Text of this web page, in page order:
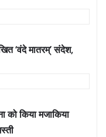
‘वंदे मातरम्’ संदेश,
को किया मजाकिया